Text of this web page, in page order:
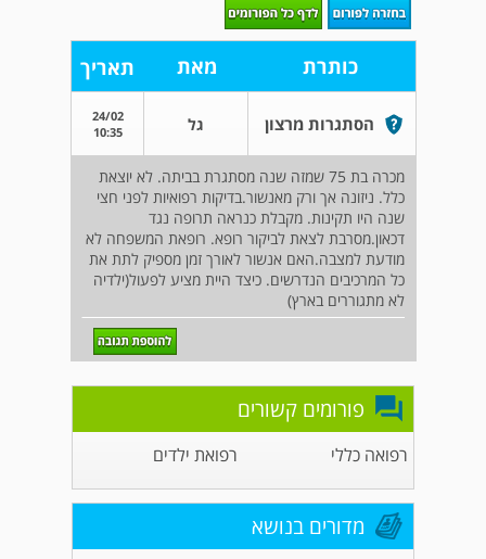
כותרת מאת תאריך
הסתגרות מרצון גל
24/02
10:35
מכרה בת 75 שמזה שנה מסתגרת בביתה. לא יוצאת
כלל. ניזונה אך ורק מאנשור.בדיקות רפואיות לפני חצי
שנה היו תקינות. מקבלת כנראה תרופה נגד
דכאון.מסרבת לצאת לביקור רופא. רופאת המשפחה לא
מודעת למצבה.האם אנשור לאורך זמן מספיק לתת את
כל המרכיבים הנדרשים. כיצד היית מציע לפעול(ילדיה
לא מתגוררים בארץ)
פורומים קשורים
רפואה כללי רפואת ילדים
מדורים בנושא